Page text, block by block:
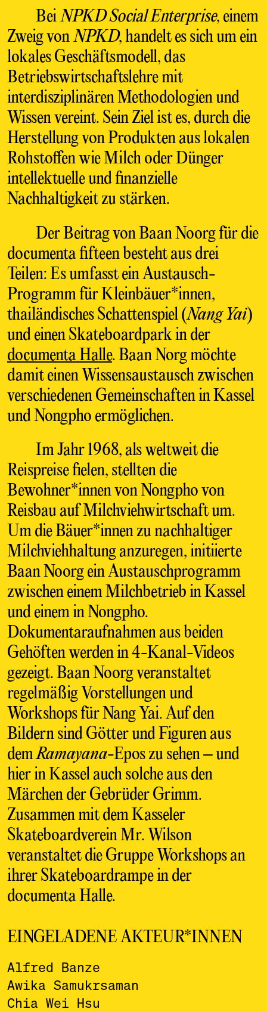
BeiNPKD Social Enterprise, einem
Zweig vonNPKD, handelt es sich um ein
lokales Geschäftsmodell, das
Betriebswirtschaftslehre mit
interdisziplinären Methodologien und
Wissen vereint. Sein Ziel ist es, durch die
Herstellung von Produkten aus lokalen
Rohstoffen wie Milch oder Dünger
intellektuelle und finanzielle
Nachhaltigkeit zu stärken.
Der Beitrag von Baan Noorg für die
documenta fifteen besteht aus drei
Teilen: Es umfasst ein Austausch-
Programm für Kleinbäuer*innen,
thailändisches Schattenspiel (Nang Yai)
und einen Skateboardpark in der
documenta Halle. Baan Norg möchte
damit einen Wissensaustausch zwischen
verschiedenen Gemeinschaften in Kassel
und Nongpho ermöglichen.
Im Jahr 1968, als weltweit die
Reispreise fielen, stellten die
Bewohner*innen von Nongpho von
Reisbau auf Milchviehwirtschaft um.
Um die Bäuer*innen zu nachhaltiger
Milchviehhaltung anzuregen, initiierte
Baan Noorg ein Austauschprogramm
zwischen einem Milchbetrieb in Kassel
und einem in Nongpho.
Dokumentaraufnahmen aus beiden
Gehöften werden in 4-Kanal-Videos
gezeigt. Baan Noorg veranstaltet
regelmäßig Vorstellungen und
Workshops für Nang Yai. Auf den
Bildern sind Götter und Figuren aus
demRamayana-Epos zu sehen – und
hier in Kassel auch solche aus den
Märchen der Gebrüder Grimm.
Zusammen mit dem Kasseler
Skateboardverein Mr. Wilson
veranstaltet die Gruppe Workshops an
ihrer Skateboardrampe in der
documenta Halle.
EINGELADENE AKTEUR*INNEN
Alfred Banze
Awika Samukrsaman
Chia Wei Hsu